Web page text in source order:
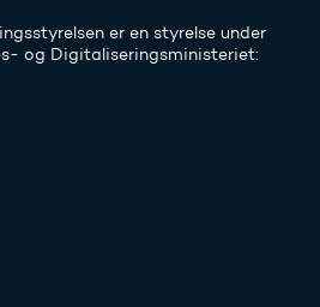
er en styrelse under
og Digitaliseringsministeriet: